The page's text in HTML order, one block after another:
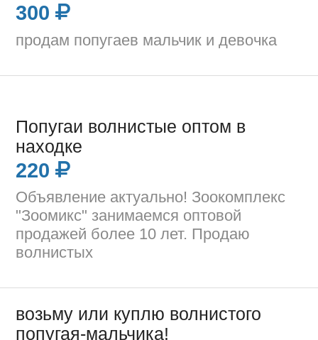
300
продам попугаев мальчик и девочка
Попугаи волнистые оптом в
находке
220
Объявление актуально! Зоокомплекс
"Зоомикс" занимаемся оптовой
продажей более 10 лет. Продаю
волнистых
возьму или куплю волнистого
попугая-мальчика!